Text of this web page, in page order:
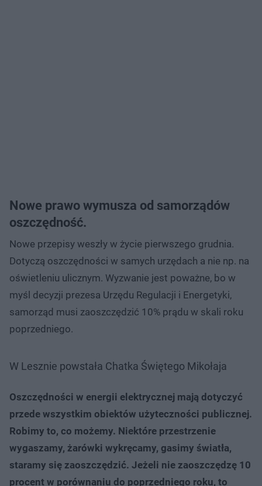
Nowe prawo wymusza od samorządów
oszczędność.
Nowe przepisy weszły w życie pierwszego grudnia.
Dotyczą oszczędności w samych urzędach a nie np. na
oświetleniu ulicznym. Wyzwanie jest poważne, bo w
myśl decyzji prezesa Urzędu Regulacji i Energetyki,
samorząd musi zaoszczędzić 10% prądu w skali roku
poprzedniego.
W Lesznie powstała Chatka Świętego Mikołaja
Oszczędności w energii elektrycznej mają dotyczyć
przede wszystkim obiektów użyteczności publicznej.
Robimy to, co możemy. Niektóre przestrzenie
wygaszamy, żarówki wykręcamy, gasimy światła,
staramy się zaoszczędzić. Jeżeli nie zaoszczędzę 10
procent w porównaniu do poprzedniego roku, to